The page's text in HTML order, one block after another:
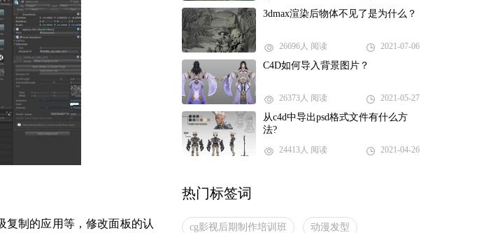
复制的应用等，修改面板的认
3dmax渲染后物体不见了是为什么？
26696人 阅读 2021-07-06
C4D如何导入背景图片？
26373人 阅读 2021-05-27
从c4d中导出psd格式文件有什么方
法?
24413人 阅读 2021-04-26
热门标签词
cg影视后期制作培训班 动漫发型